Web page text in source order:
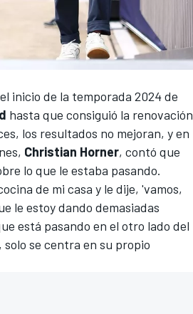
inicio de la temporada 2024 de
hasta que consiguió la renovación
los resultados no mejoran, y en
Christian Horner, contó que
lo que le estaba pasando.
de mi casa y le dije, 'vamos,
le estoy dando demasiadas
está pasando en el otro lado del
se centra en su propio